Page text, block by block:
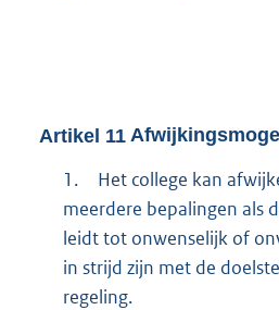
Artikel 11
1.
Het college kan
meerdere bepalingen als
leidt tot onwenselijk of
in strijd zijn met de
regeling.